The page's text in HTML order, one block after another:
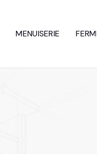
MENUISERIE